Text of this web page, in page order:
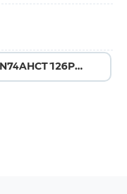
SN74AHCT126PW →